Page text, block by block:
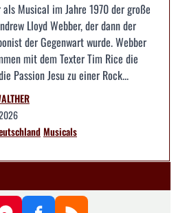
Musical im Jahre 1970 der große
Lloyd Webber, der dann der
der Gegenwart wurde. Webber
mit dem Texter Tim Rice die
Passion Jesu zu einer Rock...
Musicals